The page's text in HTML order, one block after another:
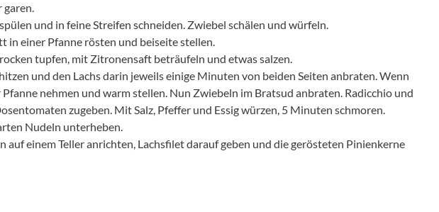
garen.
und in feine Streifen schneiden. Zwiebel schälen und würfeln.
in einer Pfanne rösten und beiseite stellen.
tupfen, mit Zitronensaft beträufeln und etwas salzen.
und den Lachs darin jeweils einige Minuten von beiden Seiten anbraten. Wenn
Pfanne nehmen und warm stellen. Nun Zwiebeln im Bratsud anbraten. Radicchio und
zugeben. Mit Salz, Pfeffer und Essig würzen, 5 Minuten schmoren.
Nudeln unterheben.
auf einem Teller anrichten, Lachsfilet darauf geben und die gerösteten Pinienkerne